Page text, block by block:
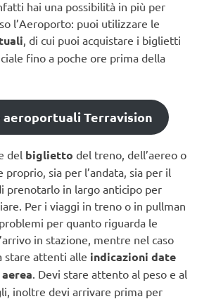
hai una possibilità in più per
l’Aeroporto: puoi utilizzare le
, di cui puoi acquistare i biglietti
fino a poche ore prima della
Terravision
del biglietto del treno, dell’aereo o
sia per l’andata, sia per il
prenotarlo in largo anticipo per
Per i viaggi in treno o in pullman
per quanto riguarda le
in stazione, mentre nel caso
stare attenti alle indicazioni date
. Devi stare attento al peso e al
inoltre devi arrivare prima per